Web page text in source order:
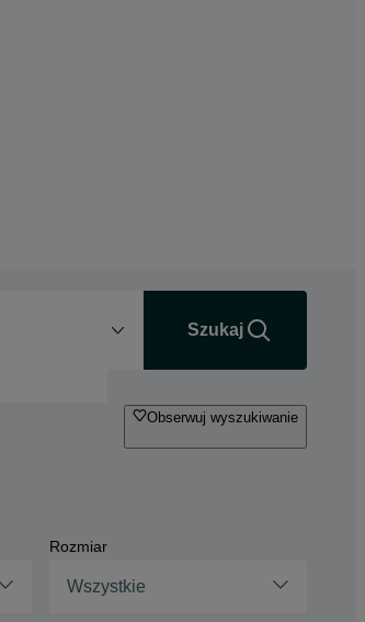
Szukaj
Obserwuj wyszukiwanie
Rozmiar
Wszystkie